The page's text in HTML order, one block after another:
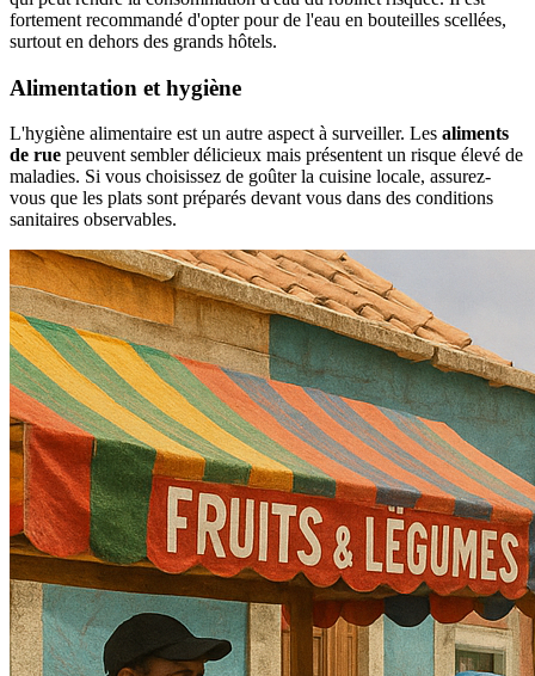
fortement recommandé d'opter pour de l'eau en bouteilles scellées,
surtout en dehors des grands hôtels.
Alimentation et hygiène
L'hygiène alimentaire est un autre aspect à surveiller. Les aliments
de rue peuvent sembler délicieux mais présentent un risque élevé de
maladies. Si vous choisissez de goûter la cuisine locale, assurez-
vous que les plats sont préparés devant vous dans des conditions
sanitaires observables.